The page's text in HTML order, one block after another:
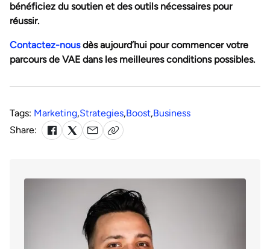
bénéficiez du soutien et des outils nécessaires pour
réussir.
Contactez-nousdès aujourd’hui pour commencer votre
parcours de VAE dans les meilleures conditions possibles.
Tags: Marketing,Strategies,Boost,Business
Share: